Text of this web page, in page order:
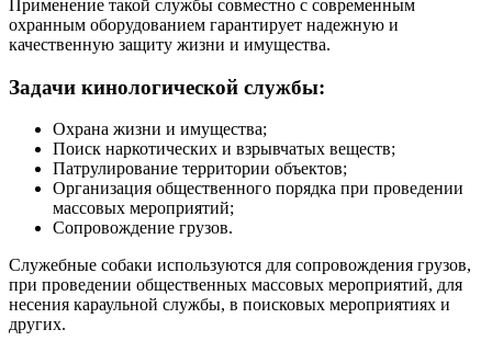
Применение такой службы совместно с современным
охранным оборудованием гарантирует надежную и
качественную защиту жизни и имущества.
Задачи кинологической службы:
Охрана жизни и имущества;
Поиск наркотических и взрывчатых веществ;
Патрулирование территории объектов;
Организация общественного порядка при проведении
массовых мероприятий;
Сопровождение грузов.
Служебные собаки используются для сопровождения грузов,
при проведении общественных массовых мероприятий, для
несения караульной службы, в поисковых мероприятиях и
других.